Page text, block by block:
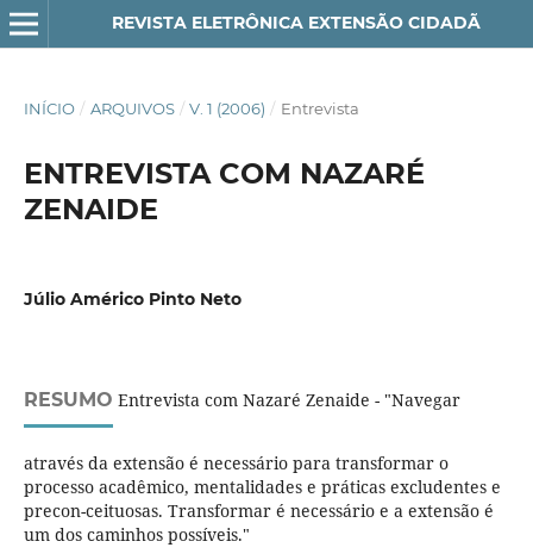
REVISTA ELETRÔNICA EXTENSÃO CIDADÃ
INÍCIO / ARQUIVOS / V. 1 (2006) / Entrevista
ENTREVISTA COM NAZARÉ
ZENAIDE
Júlio Américo Pinto Neto
RESUMO Entrevista com Nazaré Zenaide - "Navegar
através da extensão é necessário para transformar o
processo acadêmico, mentalidades e práticas excludentes e
precon-ceituosas. Transformar é necessário e a extensão é
um dos caminhos possíveis."